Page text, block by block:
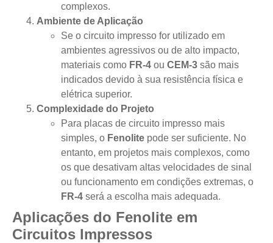
complexos.
Ambiente de Aplicação
Se o circuito impresso for utilizado em
ambientes agressivos ou de alto impacto,
materiais como FR-4 ou CEM-3 são mais
indicados devido à sua resistência física e
elétrica superior.
Complexidade do Projeto
Para placas de circuito impresso mais
simples, o Fenolite pode ser suficiente. No
entanto, em projetos mais complexos, como
os que desativam altas velocidades de sinal
ou funcionamento em condições extremas, o
FR-4 será a escolha mais adequada.
Aplicações do Fenolite em
Circuitos Impressos